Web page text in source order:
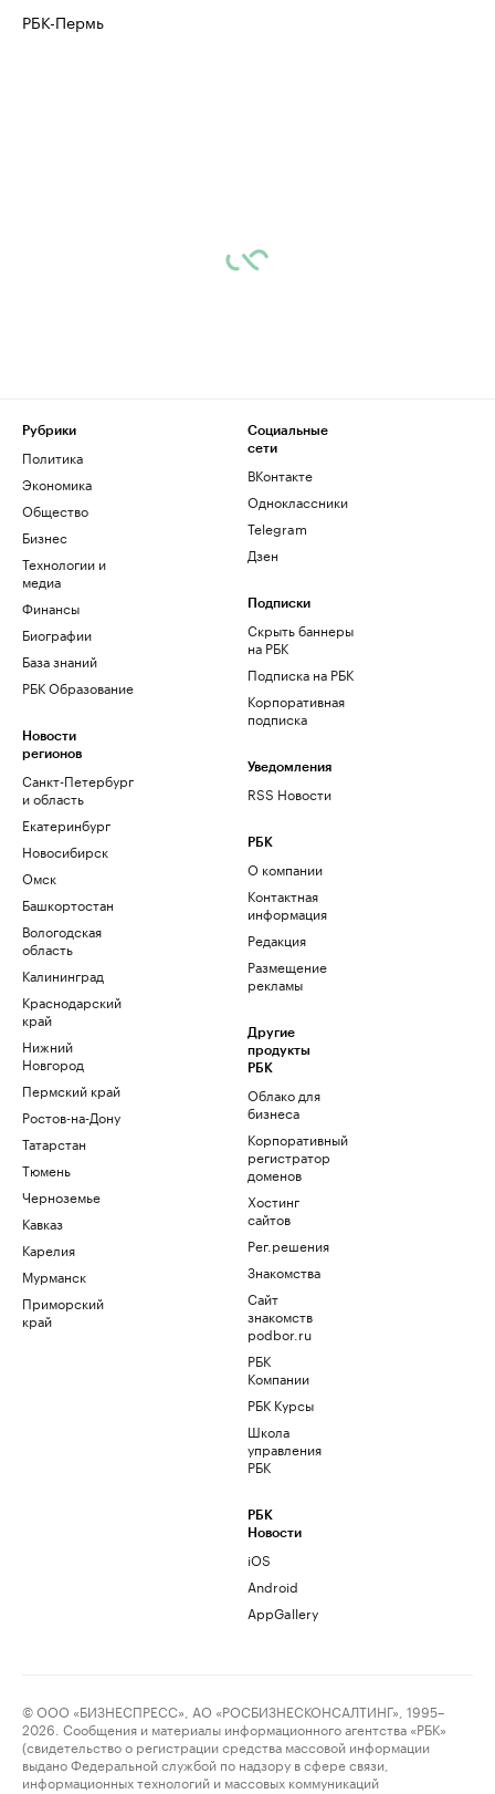
РБК-Пермь
Рубрики
Политика
Экономика
Общество
Бизнес
Технологии и
медиа
Финансы
Биографии
База знаний
РБК Образование
Новости
регионов
Санкт-Петербург
и область
Екатеринбург
Новосибирск
Омск
Башкортостан
Вологодская
область
Калининград
Краснодарский
край
Нижний
Новгород
Пермский край
Ростов-на-Дону
Татарстан
Тюмень
Черноземье
Кавказ
Карелия
Мурманск
Приморский
край
Социальные
сети
ВКонтакте
Одноклассники
Telegram
Дзен
Подписки
Скрыть баннеры
на РБК
Подписка на РБК
Корпоративная
подписка
Уведомления
RSS Новости
РБК
О компании
Контактная
информация
Редакция
Размещение
рекламы
Другие
продукты
РБК
Облако для
бизнеса
Корпоративный
регистратор
доменов
Хостинг
сайтов
Рег.решения
Знакомства
Сайт
знакомств
podbor.ru
РБК
Компании
РБК Курсы
Школа
управления
РБК
РБК
Новости
iOS
Android
AppGallery
© ООО «БИЗНЕСПРЕСС», АО «РОСБИЗНЕСКОНСАЛТИНГ», 1995–
2026. Сообщения и материалы информационного агентства «РБК»
(свидетельство о регистрации средства массовой информации
выдано Федеральной службой по надзору в сфере связи,
информационных технологий и массовых коммуникаций